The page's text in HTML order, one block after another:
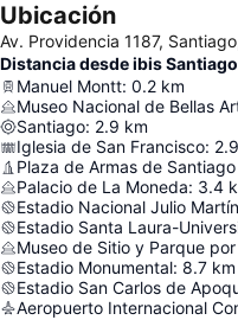
Ubicación
Av. Providencia 1187,
Distancia desde ibis
Manuel Montt: 0.2 km
Museo Nacional de Bellas
Santiago: 2.9 km
Iglesia de San Francisco: 2.9
Plaza de Armas de
Palacio de La Moneda: 3.4
Estadio Nacional Julio
Estadio Santa Laura-
Museo de Sitio y Parque
Estadio Monumental: 8.7 km
Estadio San Carlos de